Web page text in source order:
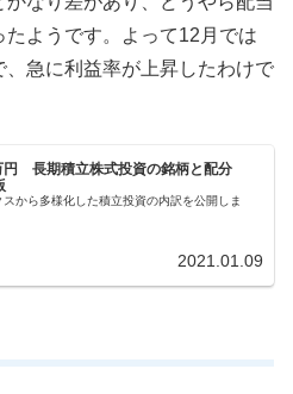
ようです。よって12月では
急に利益率が上昇したわけで
円 長期積立株式投資の銘柄と配分
スから多様化した積立投資の内訳を公開しま
2021.01.09